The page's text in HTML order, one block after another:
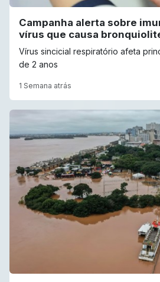
Campanha alerta sobre
vírus que causa
Vírus sincicial respiratório afeta
de 2 anos
1 Semana atrás